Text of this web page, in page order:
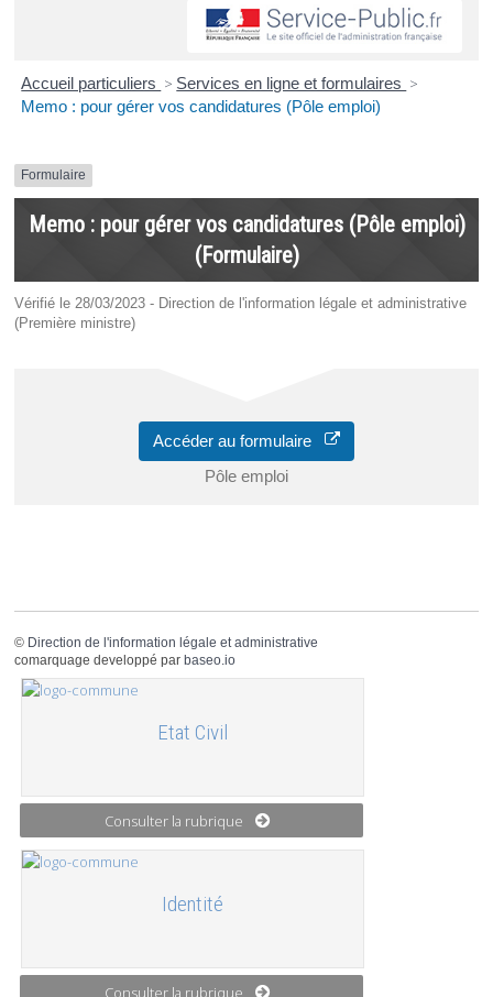
Accueil particuliers > Services en ligne et formulaires >
Memo : pour gérer vos candidatures (Pôle emploi)
Formulaire
Memo : pour gérer vos candidatures (Pôle emploi)
(Formulaire)
Vérifié le 28/03/2023 - Direction de l'information légale et administrative
(Première ministre)
Accéder au formulaire
Pôle emploi
© Direction de l'information légale et administrative
comarquage developpé par baseo.io
Etat Civil
Consulter la rubrique
Identité
Consulter la rubrique